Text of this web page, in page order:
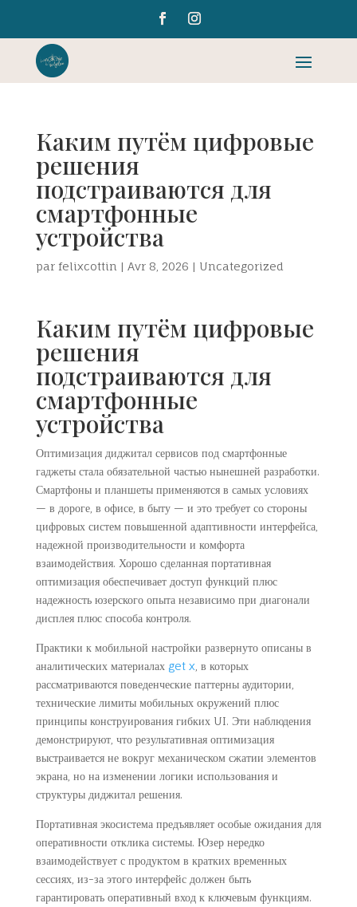
Каким путём цифровые
решения
подстраиваются для
смартфонные
устройства
par felixcottin | Avr 8, 2026 | Uncategorized
Каким путём цифровые
решения
подстраиваются для
смартфонные
устройства
Оптимизация диджитал сервисов под смартфонные
гаджеты стала обязательной частью нынешней разработки.
Смартфоны и планшеты применяются в самых условиях
— в дороге, в офисе, в быту — и это требует со стороны
цифровых систем повышенной адаптивности интерфейса,
надежной производительности и комфорта
взаимодействия. Хорошо сделанная портативная
оптимизация обеспечивает доступ функций плюс
надежность юзерского опыта независимо при диагонали
дисплея плюс способа контроля.
Практики к мобильной настройки развернуто описаны в
аналитических материалах get x, в которых
рассматриваются поведенческие паттерны аудитории,
технические лимиты мобильных окружений плюс
принципы конструирования гибких UI. Эти наблюдения
демонстрируют, что результативная оптимизация
выстраивается не вокруг механическом сжатии элементов
экрана, но на изменении логики использования и
структуры диджитал решения.
Портативная экосистема предъявляет особые ожидания для
оперативности отклика системы. Юзер нередко
взаимодействует с продуктом в кратких временных
сессиях, из-за этого интерфейс должен быть
гарантировать оперативный вход к ключевым функциям.